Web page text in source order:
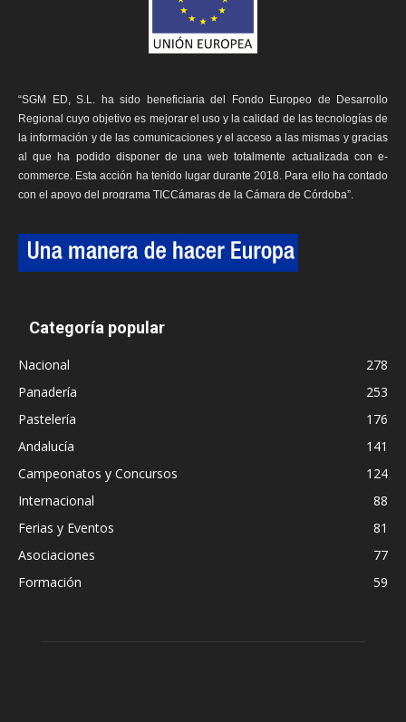
“SGM ED, S.L. ha sido beneficiaria del Fondo Europeo de Desarrollo
Regional cuyo objetivo es mejorar el uso y la calidad de las tecnologías de
la información y de las comunicaciones y el acceso a las mismas y gracias
al que ha podido disponer de una web totalmente actualizada con e-
commerce. Esta acción ha tenido lugar durante 2018. Para ello ha contado
con el apoyo del programa TICCámaras de la Cámara de Córdoba”.
Categoría popular
Nacional
278
Panadería
253
Pastelería
176
Andalucía
141
Campeonatos y Concursos
124
Internacional
88
Ferias y Eventos
81
Asociaciones
77
Formación
59